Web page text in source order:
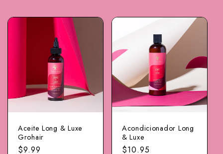
Aceite Long & Luxe
Grohair
Precio
$9.99
Acondicionador Long
& Luxe
Precio
$10.95